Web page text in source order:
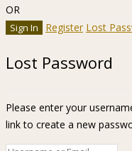
OR
Register Lost
Lost Password
Please enter your
link to create a new